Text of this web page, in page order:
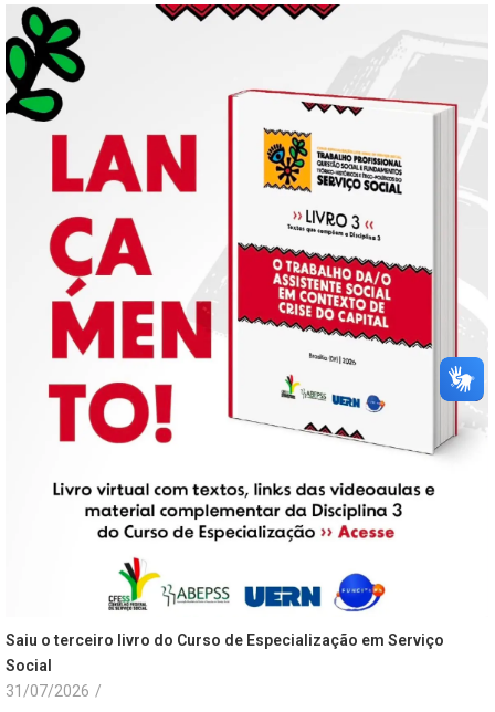
Saiu o terceiro livro do Curso de Especialização em Serviço
Social
31/07/2026 /